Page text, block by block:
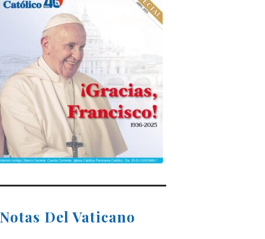
Del Vaticano